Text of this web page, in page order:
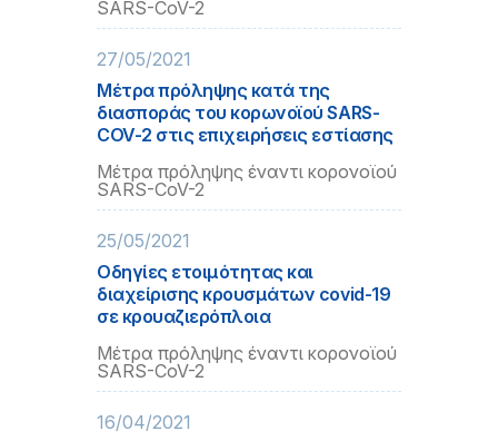
SARS-CoV-2
27/05/2021
Mέτρα πρόληψης κατά της
διασποράς του κορωνοϊού SARS-
COV-2 στις επιχειρήσεις εστίασης
Μέτρα πρόληψης έναντι κορονοϊού
SARS-CoV-2
25/05/2021
Οδηγίες ετοιμότητας και
διαχείρισης κρουσμάτων covid-19
σε κρουαζιερόπλοια
Μέτρα πρόληψης έναντι κορονοϊού
SARS-CoV-2
16/04/2021